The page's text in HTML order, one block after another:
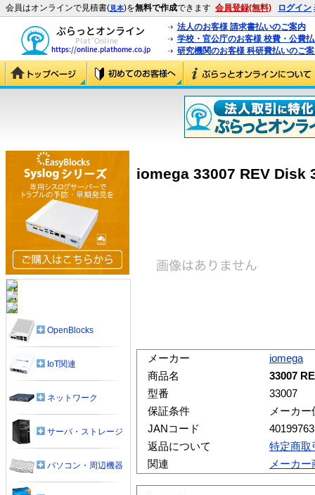
会員はオンラインで見積書(見本)を無料で作成できます 会員登録(無料) ログイン
法人のお客様 請求書払いのご案内
学校・官公庁のお客様 校費・公費
研究機関のお客様 科研費払いのご
iomega 33007 REV Disk
メーカー
iomega
商品名
33007
型番
33007
保証条件
メーカー
JANコード
返品について
特定商取
関連
メーカ
OpenBlocks
IoT関連
ネットワーク
サーバ・ストレージ
パソコン・周辺機器